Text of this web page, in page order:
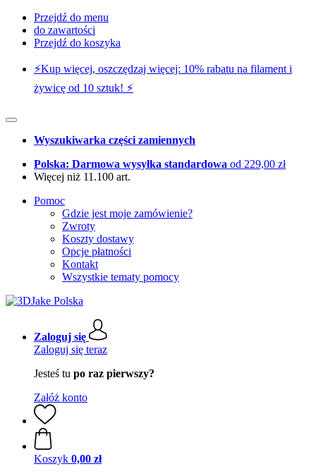
Przejdź do menu
do zawartości
Przejdź do koszyka
⚡️Kup więcej, oszczędzaj więcej: 10% rabatu na filament i
żywicę od 10 sztuk! ⚡️
Wyszukiwarka części zamiennych
Polska: Darmowa wysyłka standardowa od 229,00 zł
Więcej niż 11.100 art.
Pomoc
Gdzie jest moje zamówienie?
Zwroty
Koszty dostawy
Opcje płatności
Kontakt
Wszystkie tematy pomocy
Zaloguj się
Zaloguj się teraz
Jesteś tu po raz pierwszy?
Załóż konto
Koszyk 0,00 zł